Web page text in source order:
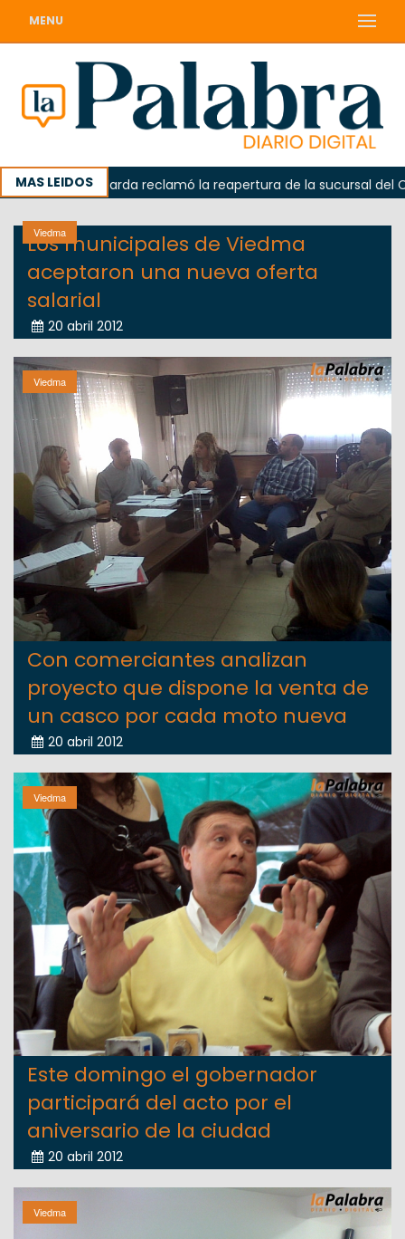
MENU
MAS LEIDOSOdarda reclamó la reapertura de la sucursal del
Viedma
Los municipales de Viedma
aceptaron una nueva oferta
salarial
20 abril 2012
Viedma
Con comerciantes analizan
proyecto que dispone la venta de
un casco por cada moto nueva
20 abril 2012
Viedma
Este domingo el gobernador
participará del acto por el
aniversario de la ciudad
20 abril 2012
Viedma